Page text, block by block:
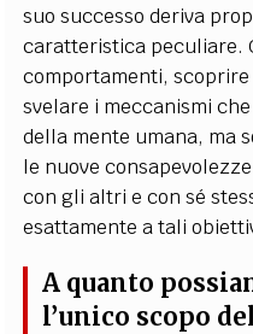
suo successo deriva
caratteristica peculiare.
comportamenti,
svelare i meccanismi
della mente umana, ma
le nuove
con gli altri e con sé
esattamente a tali
A quanto
l’unico scopo